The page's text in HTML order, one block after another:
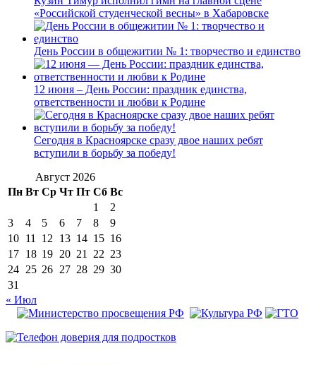
«Российской студенческой весны» в Хабаровске
День России в общежитии № 1: творчество и единство
12 июня – День России: праздник единства,
ответственности и любви к Родине
Сегодня в Красноярске сразу двое наших ребят
вступили в борьбу за победу!
Август 2026
Пн Вт Ср Чт Пт Сб Вс
1
2
3
4 5 6 7 8
9
10 11 12 13 14 15 16
17 18 19 20 21 22 23
24 25 26 27 28 29 30
31
« Июл